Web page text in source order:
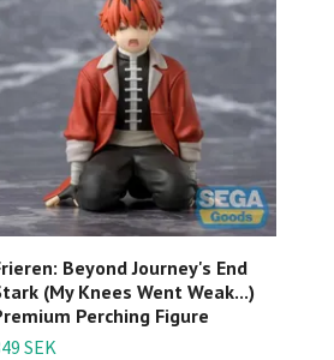
Beyond Journey's End
(My Knees Went Weak...)
Perching Figure
SEK